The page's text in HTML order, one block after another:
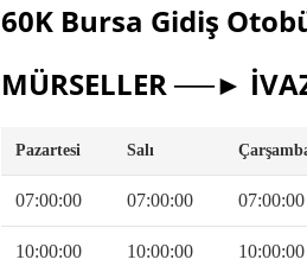
60K Bursa Gidiş
MÜRSELLER ──►
Pazartesi Salı
07:00:00 07:00:00 07:00:00
10:00:00 10:00:00 10:00:00